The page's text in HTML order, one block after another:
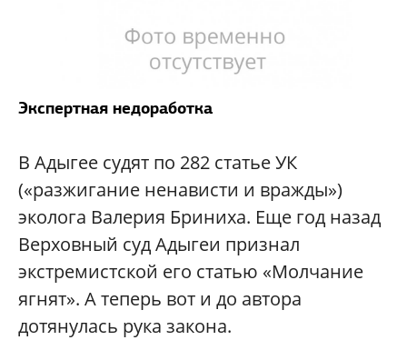
Экспертная недоработка
В Адыгее судят по 282 статье УК
(«разжигание ненависти и вражды»)
эколога Валерия Бриниха. Еще год назад
Верховный суд Адыгеи признал
экстремистской его статью «Молчание
ягнят». А теперь вот и до автора
дотянулась рука закона.